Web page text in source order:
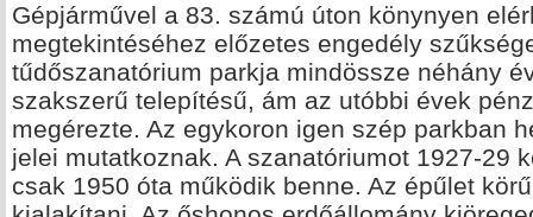
Gépjárművel a 83. számú úton könynyen
megtekintéséhez előzetes engedély
tűdőszanatórium parkja mindössze néhány
szakszerű telepítésű, ám az utóbbi évek
megérezte. Az egykoron igen szép parkban
jelei mutatkoznak. A szanatóriumot 1927-29
csak 1950 óta működik benne. Az épűlet